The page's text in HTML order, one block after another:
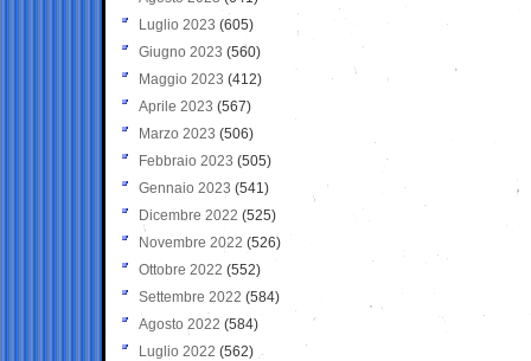
Luglio 2023 (605)
Giugno 2023 (560)
Maggio 2023 (412)
Aprile 2023 (567)
Marzo 2023 (506)
Febbraio 2023 (505)
Gennaio 2023 (541)
Dicembre 2022 (525)
Novembre 2022 (526)
Ottobre 2022 (552)
Settembre 2022 (584)
Agosto 2022 (584)
Luglio 2022 (562)